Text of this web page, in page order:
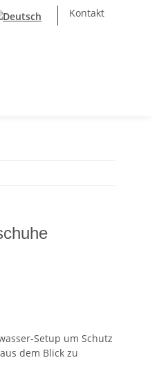
Kontakt
Setup um Schutz
dem Blick zu